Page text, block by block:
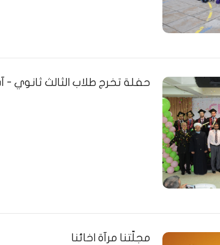
حفلة تخرج طلاب الثالث ثانوي - آب
مجلّتنا مرآة اخائنا